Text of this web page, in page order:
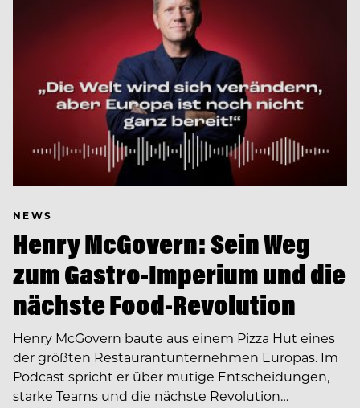
NEWS
Henry McGovern: Sein Weg
zum Gastro-Imperium und die
nächste Food-Revolution
Henry McGovern baute aus einem Pizza Hut eines
der größten Restaurantunternehmen Europas. Im
Podcast spricht er über mutige Entscheidungen,
starke Teams und die nächste Revolution…